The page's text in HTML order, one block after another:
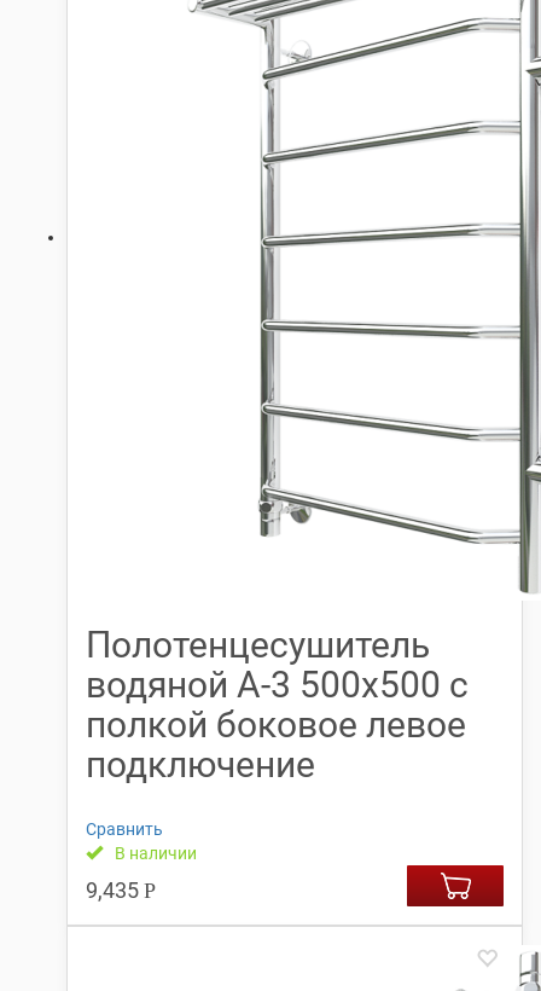
Полотенцесушитель
водяной А-3 500х500 с
полкой боковое левое
подключение
Сравнить
В наличии
9,435 Р